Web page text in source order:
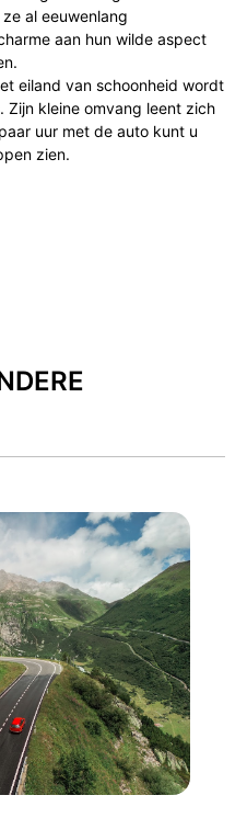
al eeuwenlang
aan hun wilde aspect
eiland van schoonheid wordt
Zijn kleine omvang leent zich
uur met de auto kunt u
zien.